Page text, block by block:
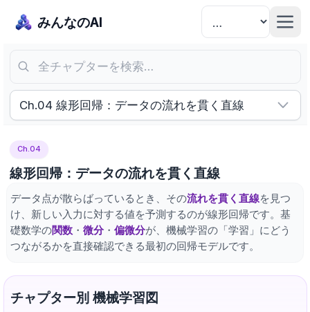
みんなのAI
全チャプターを検索…
Ch.04 線形回帰：データの流れを貫く直線
Ch.04
線形回帰：データの流れを貫く直線
データ点が散らばっているとき、その流れを貫く直線を見つ
け、新しい入力に対する値を予測するのが線形回帰です。基
礎数学の関数・ 微分・ 偏微分が、機械学習の「学習」にどう
つながるかを直接確認できる最初の回帰モデルです。
チャプター別 機械学習図